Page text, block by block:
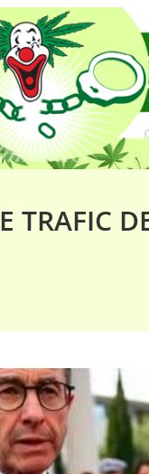
TRAFIC